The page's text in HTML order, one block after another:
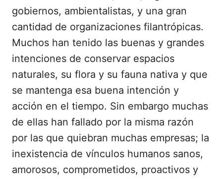
gobiernos, ambientalistas, y una gran
cantidad de organizaciones filantrópicas.
Muchos han tenido las buenas y grandes
intenciones de conservar espacios
naturales, su flora y su fauna nativa y que
se mantenga esa buena intención y
acción en el tiempo. Sin embargo muchas
de ellas han fallado por la misma razón
por las que quiebran muchas empresas; la
inexistencia de vínculos humanos sanos,
amorosos, comprometidos, proactivos y